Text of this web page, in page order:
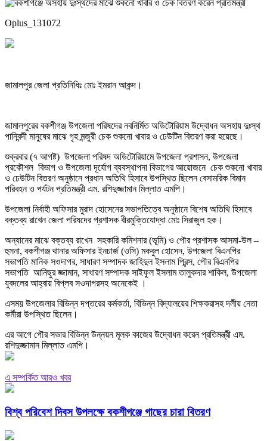
Oplus_131072
জামালপুর জেলা প্রতিনিধিঃ মোঃ ইমরান আকন্দ।
জামালপুরের বকশীগঞ্জ উপজেলা পরিষদের নবনির্মিত অডিটোরিয়াম উদ্বোধন অসহায় দুঃস্থ
পানিবন্দী মানুষের মাঝে গৃহ মন্জুরী চেক শুকনো খাবার ও ঢেউটিন বিতরণ করা হয়েছে।
শুক্রবার (৭ আগষ্ট) উপজেলা পরিষদ অডিটোরিয়ামে উপজেলা প্রশাসন, উপজেলা
প্রকৌশল বিভাগ ও উপজেলা দূর্যোগ ব্যবস্থাপনা বিভাগের আয়োজনে চেক শুকনো খাবার
ও ঢেউটিন বিতরণ অনুষ্ঠানে প্রধান অতিথি হিসাবে উপস্থিত ছিলেন বেসামরিক বিমান
পরিবহন ও পর্যটন প্রতিমন্ত্রী এম. রশিদুজ্জামান মিল্লাত এমপি।
উপজেলা নির্বাহী অফিসার মুরাদ হোসেনের সভাপতিত্বে অনুষ্ঠানে বিশেষ অতিথি হিসাবে
বক্তব্য রাখেন জেলা পরিষদের প্রশাসক বীরমুক্তিযোদ্ধা মোঃ সিরাজুল হক।
অন্যানের মাঝে বক্তব্য রাখেন সহকারি কমিশনার (ভূমি) ও পৌর প্রশাসক আসমা-উল –
হুসনা, বকশীগঞ্জ থানার অফিসার ইনচার্জ (ওসি) মকবুল হোসেন, উপজেলা বিএনপির
সভাপতি মানিক সওদাগর, সাধারণ সম্পাদক জাহিদুল ইসলাম প্রিন্স, পৌর বিএনপির
সভাপতি আনিছুর জ্জামান, সাধারণ সম্পাদক সাইফুল ইসলাম তালুকদার শাকিল, উপজেলা
যুবদলের আহ্বায় বিপ্লব সওদাগরসহ অনেকেই ।
এসময় উপজেলার বিভিন্ন দপ্তরের কর্মকর্তা, বিভিন্ন বিদ্যালয়ের শিক্ষকরাসহ দলীয় নেতা
কর্মীরা উপস্থিত ছিলেন।
এর আগে পৌর সভার বিভিন্ন উন্নয়ন মূলক কাজের উদ্বোধন করেন প্রতিমন্ত্রী এম.
রশিদুজ্জামান মিল্লাত এমপি।
এ সম্পর্কিত আরও খবর
বিশ্ব পরিবেশ দিবস উপলক্ষে বকশীগঞ্জে গাছের চারা বিতরণ